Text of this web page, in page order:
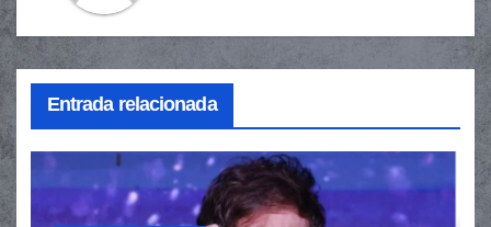
Entrada relacionada